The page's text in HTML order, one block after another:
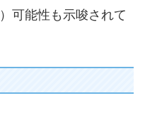
）可能性も示唆されて